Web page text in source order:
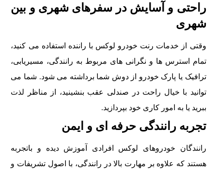
راحتی و آسایش در سفرهای شهری و بین
شهری
وقتی از خدمات رنت خودرو لوکس با راننده استفاده می کنید،
تمام استرس ها و نگرانی های مربوط به رانندگی، مسیریابی،
ترافیک یا پارک خودرو از دوش شما برداشته می شود. شما می
توانید با خیال راحت در صندلی عقب بنشینید، از مناظر لذت
ببرید یا به امور کاری خود بپردازید.
تجربه رانندگی حرفه ای و ایمن
رانندگان خودروهای لوکس افرادی آموزش دیده و باتجربه
هستند که علاوه بر مهارت بالا در رانندگی، با اصول تشریفات و